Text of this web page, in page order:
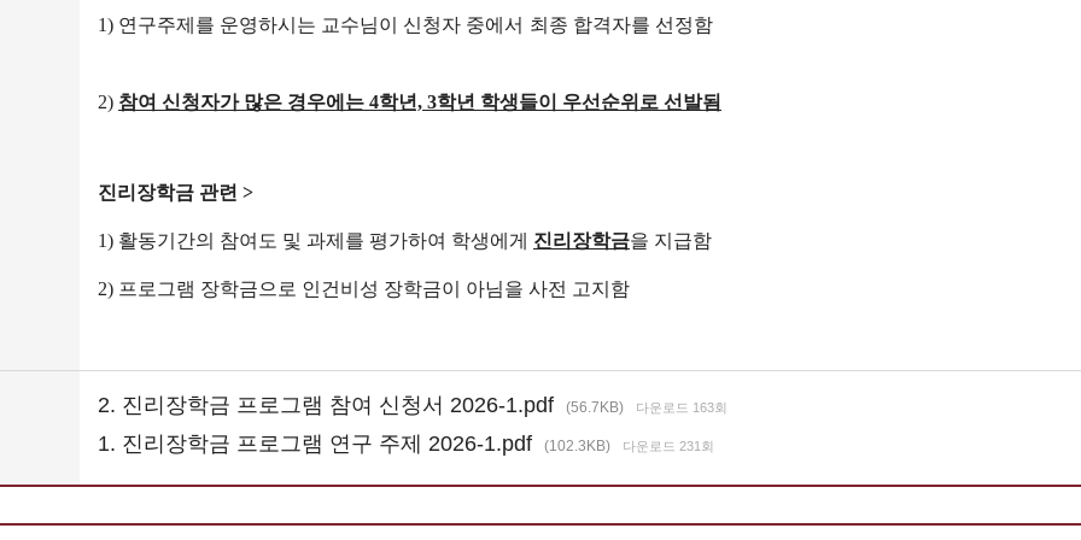
1) 연구주제를 운영하시는 교수님이 신청자 중에서 최종 합격자를 선정함
2) 참여 신청자가 많은 경우에는 4학년, 3학년 학생들이 우선순위로 선발됨
진리장학금 관련 >
1) 활동기간의 참여도 및 과제를 평가하여 학생에게 진리장학금을 지급함
2) 프로그램 장학금으로 인건비성 장학금이 아님을 사전 고지함
2. 진리장학금 프로그램 참여 신청서 2026-1.pdf (56.7KB) 다운로드 163회
1. 진리장학금 프로그램 연구 주제 2026-1.pdf (102.3KB) 다운로드 231회